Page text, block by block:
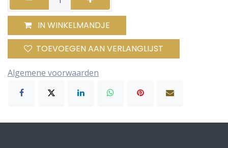
IN WINKELMANDJE
TOEVOEGEN AAN VERLANGLIJST
Algemene voorwaarden